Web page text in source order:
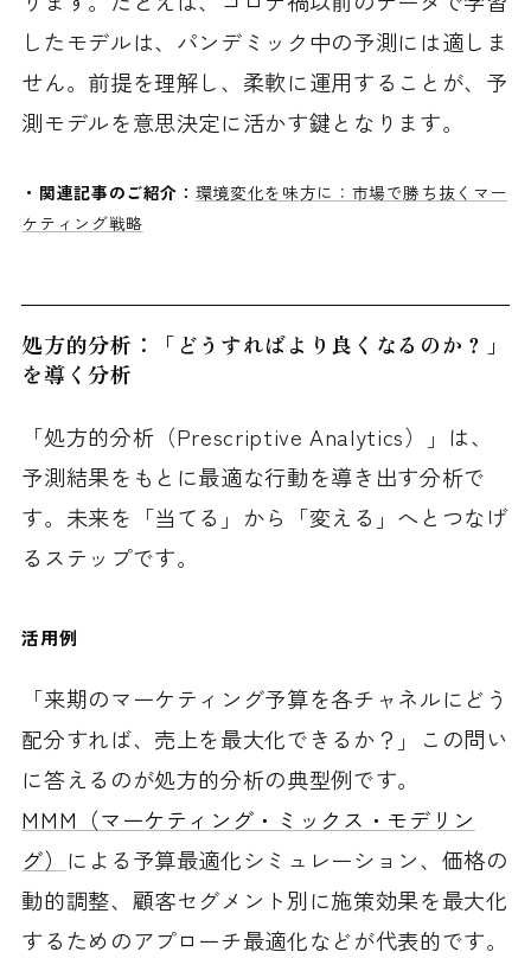
したモデルは、パンデミック中の予測には適しま
せん。前提を理解し、柔軟に運用することが、予
測モデルを意思決定に活かす鍵となります。
・関連記事のご紹介： 環境変化を味方に：市場で勝ち抜くマー
ケティング戦略
処方的分析：「どうすればより良くなるのか？」
を導く分析
「処方的分析（Prescriptive Analytics）」は、
予測結果をもとに最適な行動を導き出す分析で
す。未来を「当てる」から「変える」へとつなげ
るステップです。
活用例
「来期のマーケティング予算を各チャネルにどう
配分すれば、売上を最大化できるか？」この問い
に答えるのが処方的分析の典型例です。
MMM（マーケティング・ミックス・モデリン
グ） による予算最適化シミュレーション、価格の
動的調整、顧客セグメント別に施策効果を最大化
するためのアプローチ最適化などが代表的です。